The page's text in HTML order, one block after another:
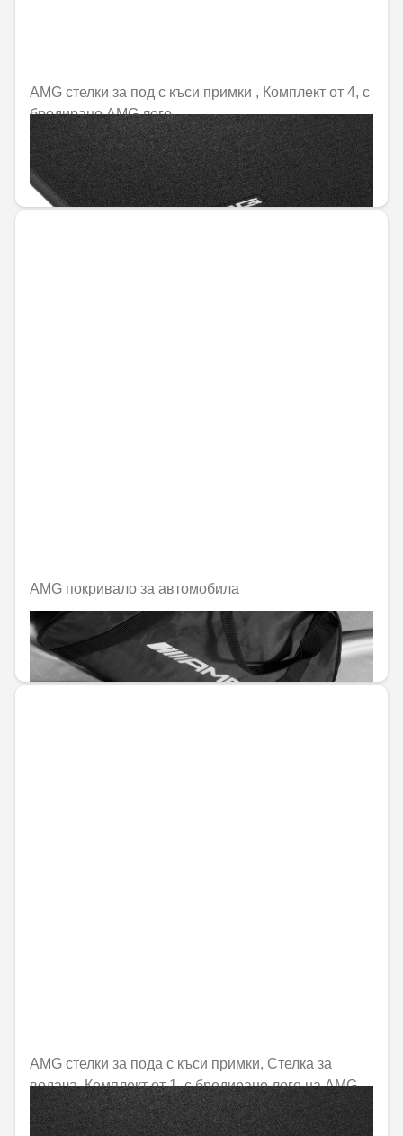
AMG стелки за под с къси примки , Комплект от 4, с
бродирано AMG лого
Не е налично онлайн
105,89 € / 207,10 лв.
AMG покривало за автомобила
Не е налично онлайн
923,02 € / 1805,26 лв.
AMG стелки за пода с къси примки, Стелка за
водача, Комплект от 1, с бродирано лого на AMG
Не е налично онлайн